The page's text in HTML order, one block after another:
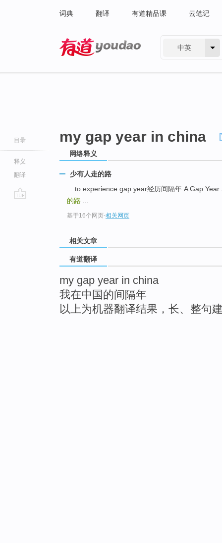
词典 翻译 有道精品课 云笔记
中英
目录
释义
翻译
my gap year in china
网络释义
少有人走的路
... to experience gap year经历间隔年 A Gap
的路
基于16个网页-相关网页
相关文章
有道翻译
my gap year in china
我在中国的间隔年
以上为机器翻译结果，长、整句